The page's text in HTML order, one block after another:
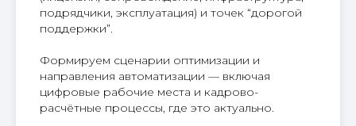
подрядчики, эксплуатация) и точек “дорогой
поддержки”.
Формируем сценарии оптимизации и
направления автоматизации — включая
цифровые рабочие места и кадрово-
расчётные процессы, где это актуально.